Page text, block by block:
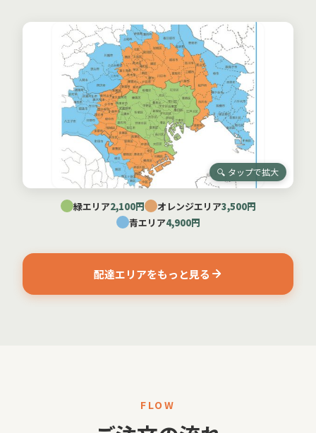
🔍 タップで拡大
緑エリア2,100円 オレンジエリア3,500円
青エリア4,900円
配達エリアをもっと見る
FLOW